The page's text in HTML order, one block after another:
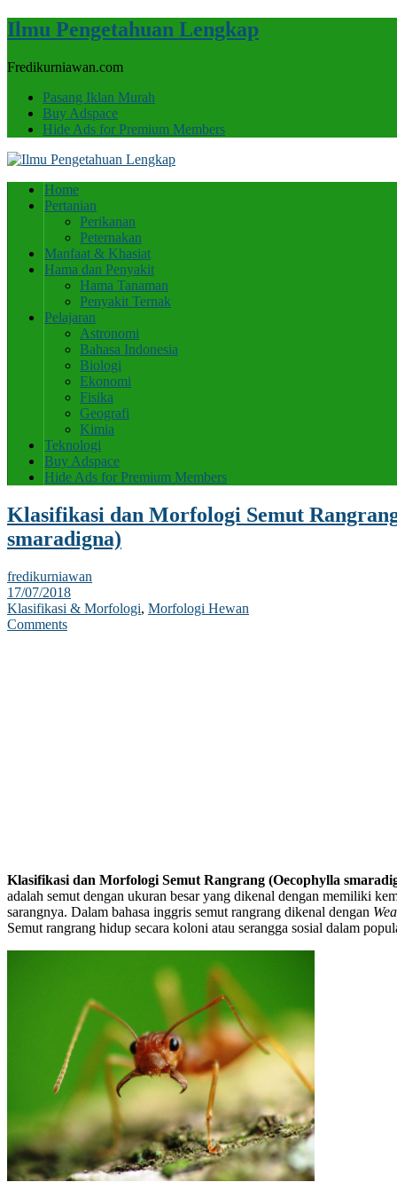
Ilmu Pengetahuan Lengkap
Fredikurniawan.com
Pasang Iklan Murah
Buy Adspace
Hide Ads for Premium Members
Home
Pertanian
Perikanan
Peternakan
Manfaat & Khasiat
Hama dan Penyakit
Hama Tanaman
Penyakit Ternak
Pelajaran
Astronomi
Bahasa Indonesia
Biologi
Ekonomi
Fisika
Geografi
Kimia
Teknologi
Buy Adspace
Hide Ads for Premium Members
Klasifikasi dan Morfologi Semut
smaradigna)
fredikurniawan
17/07/2018
Klasifikasi & Morfologi, Morfologi Hewan
Comments
Klasifikasi dan Morfologi Semut Rangrang (Oecophylla
adalah semut dengan ukuran besar yang dikenal dengan memiliki
sarangnya. Dalam bahasa inggris semut rangrang dikenal dengan
Semut rangrang hidup secara koloni atau serangga sosial dalam